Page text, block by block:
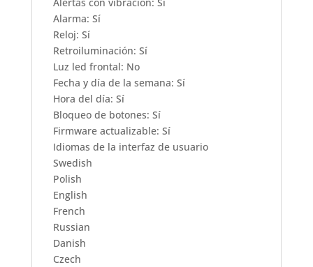
Alarma: Sí
Reloj: Sí
Retroiluminación: Sí
Luz led frontal: No
Fecha y día de la semana: Sí
Hora del día: Sí
Bloqueo de botones: Sí
Firmware actualizable: Sí
Idiomas de la interfaz de usuario
Swedish
Polish
English
French
Russian
Danish
Czech